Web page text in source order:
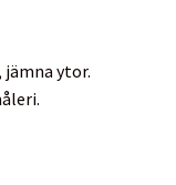
ytor.